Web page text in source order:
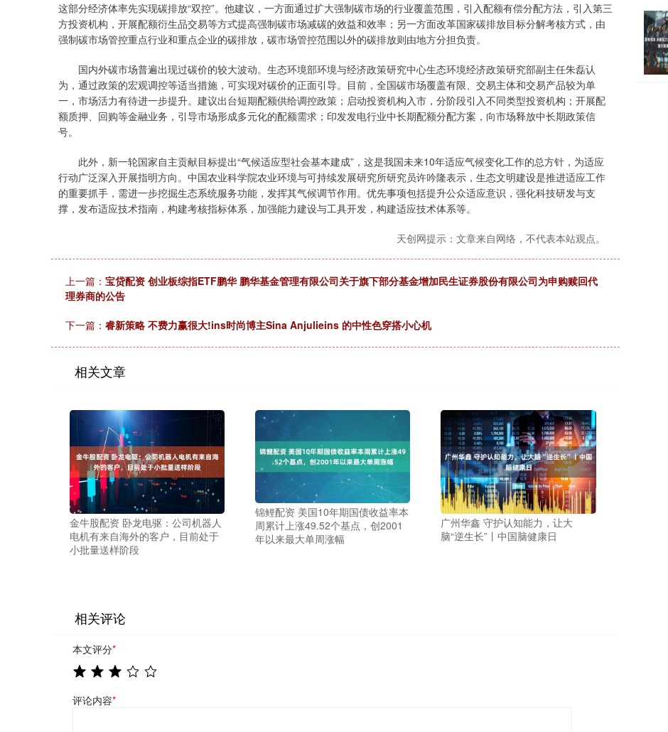
这部分经济体率先实现碳排放“双控”。他建议，一方面通过扩大强制碳市场的行业覆盖范围，引入配额有偿分配方法，引入第三
方投资机构，开展配额衍生品交易等方式提高强制碳市场减碳的效益和效率；另一方面改革国家碳排放目标分解考核方式，由
强制碳市场管控重点行业和重点企业的碳排放，碳市场管控范围以外的碳排放则由地方分担负责。
国内外碳市场普遍出现过碳价的较大波动。生态环境部环境与经济政策研究中心生态环境经济政策研究部副主任朱磊认
为，通过政策的宏观调控等适当措施，可实现对碳价的正面引导。目前，全国碳市场覆盖有限、交易主体和交易产品较为单
一，市场活力有待进一步提升。建议出台短期配额供给调控政策；启动投资机构入市，分阶段引入不同类型投资机构；开展配
额质押、回购等金融业务，引导市场形成多元化的配额需求；印发发电行业中长期配额分配方案，向市场释放中长期政策信
号。
此外，新一轮国家自主贡献目标提出“气候适应型社会基本建成”，这是我国未来10年适应气候变化工作的总方针，为适应
行动广泛深入开展指明方向。中国农业科学院农业环境与可持续发展研究所研究员许吟隆表示，生态文明建设是推进适应工作
的重要抓手，需进一步挖掘生态系统服务功能，发挥其气候调节作用。优先事项包括提升公众适应意识，强化科技研发与支
撑，发布适应技术指南，构建考核指标体系，加强能力建设与工具开发，构建适应技术体系等。
天创网提示：文章来自网络，不代表本站观点。
上一篇： 宝贷配资 创业板综指ETF鹏华 鹏华基金管理有限公司关于旗下部分基金增加民生证券股份有限公司为申购赎回代
理券商的公告
下一篇： 睿新策略 不费力赢很大!ins时尚博主Sina Anjulieins 的中性色穿搭小心机
相关文章
金牛股配资 卧龙电驱：公司机器人
电机有来自海外的客户，目前处于
小批量送样阶段
锦鲤配资 美国10年期国债收益率本
周累计上涨49.52个基点，创2001
年以来最大单周涨幅
广州华鑫 守护认知能力，让大
脑“逆生长”丨中国脑健康日
相关评论
本文评分*
评论内容*